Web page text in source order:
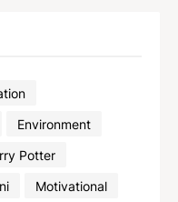
Environment
Potter
Motivational